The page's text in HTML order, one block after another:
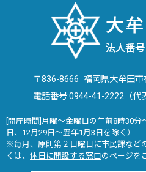
〒836-8666 福岡県大牟田市
電話番号:0944-41-2222（代
[開庁時間]月曜～金曜日の午前8時30
日、12月29日～翌年1月3日を除く）
※毎月、原則第２日曜日に市民課など
くは、 休日に開設する窓口のページを